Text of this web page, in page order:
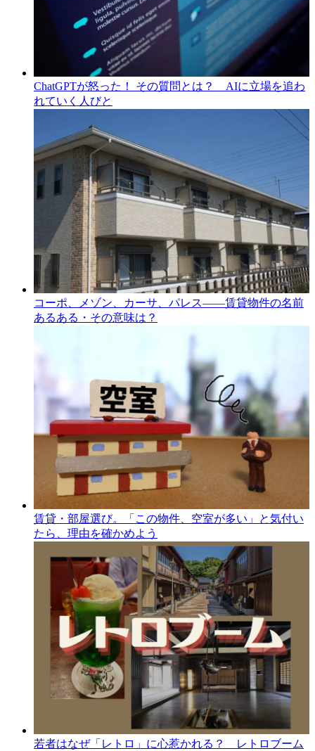
ChatGPTが怒った！ その質問とは？ AIに立場を追わ
れていく人びと
コーポ、メゾン、カーサ、パレス――賃貸物件の名前
あるある・その意味は？
賃貸・部屋選び。「この物件、空室が多い」と気付い
たら、理由を確かめよう
若者はなぜ「レトロ」に心惹かれる？ レトロブーム